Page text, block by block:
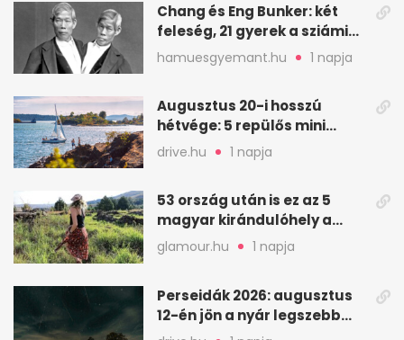
Chang és Eng Bunker: két
feleség, 21 gyerek a sziámi
ikrek életében
hamuesgyemant.hu 1 napja
Augusztus 20-i hosszú
hétvége: 5 repülős mini
nyaralás 0 szabadsággal
drive.hu 1 napja
53 ország után is ez az 5
magyar kirándulóhely a
kedvencem
glamour.hu 1 napja
Perseidák 2026: augusztus
12-én jön a nyár legszebb
csillaghullása